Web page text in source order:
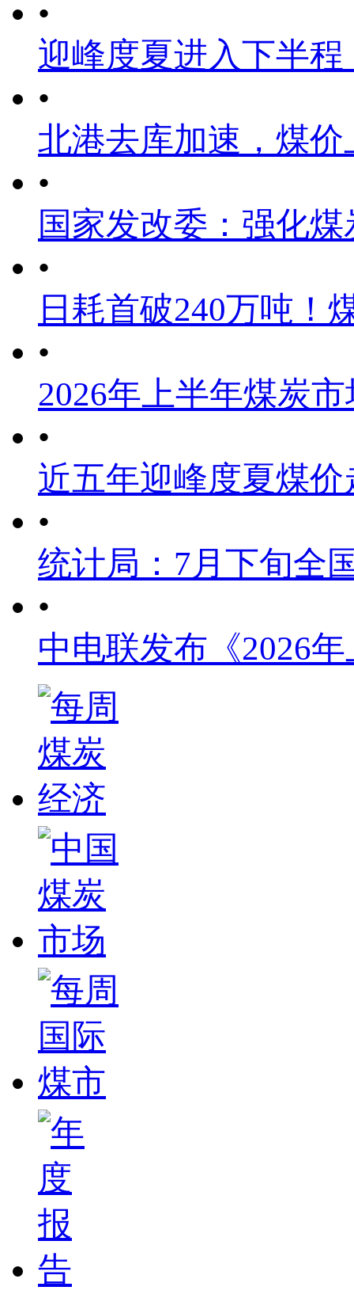
•
迎峰度夏进入下半
•
北港去库加速，煤
•
国家发改委：强化
•
日耗首破240万吨！
•
2026年上半年煤炭
•
近五年迎峰度夏煤价
•
统计局：7月下旬全
•
中电联发布《2026